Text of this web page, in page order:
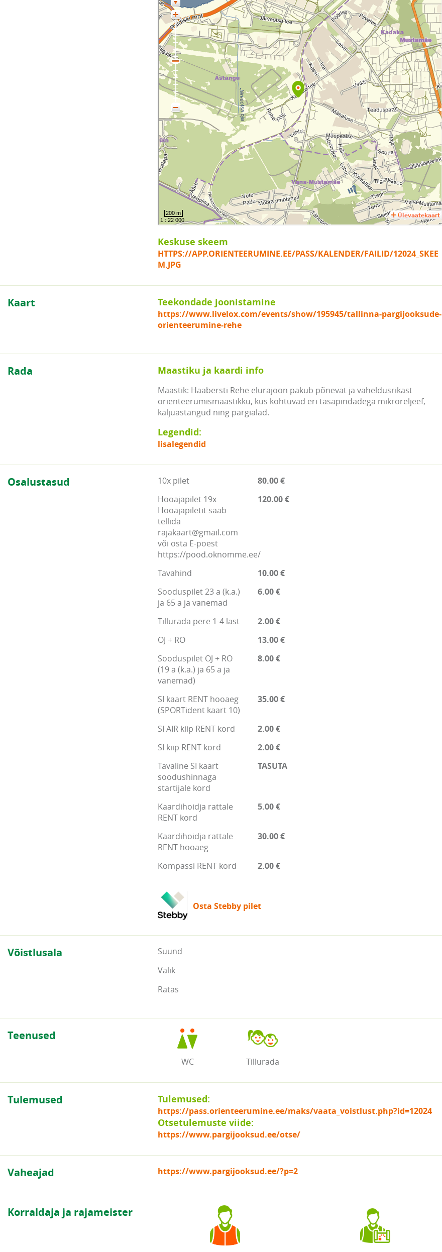
Keskuse skeem
HTTPS://APP.ORIENTEERUMINE.EE/PASS/KALENDER/FAILID/12024_SKEE
M.JPG
Kaart Teekondade joonistamine
https://www.livelox.com/events/show/195945/tallinna-pargijooksude-
orienteerumine-rehe
Rada Maastiku ja kaardi info
Maastik: Haabersti Rehe elurajoon pakub põnevat ja vaheldusrikast
orienteerumismaastikku, kus kohtuvad eri tasapindadega mikroreljeef,
kaljuastangud ning pargialad.
Legendid:
lisalegendid
Osalustasud 10x pilet
80.00 €
Hooajapilet 19x
Hooajapiletit saab
tellida
rajakaart@gmail.com
või osta E-poest
https://pood.oknomme.ee/
120.00 €
Tavahind
10.00 €
Sooduspilet 23 a (k.a.)
ja 65 a ja vanemad
6.00 €
Tillurada pere 1-4 last
2.00 €
OJ + RO
13.00 €
Sooduspilet OJ + RO
(19 a (k.a.) ja 65 a ja
vanemad)
8.00 €
SI kaart RENT hooaeg
(SPORTident kaart 10)
35.00 €
SI AIR kiip RENT kord
2.00 €
SI kiip RENT kord
2.00 €
Tavaline SI kaart
soodushinnaga
startijale kord
TASUTA
Kaardihoidja rattale
RENT kord
5.00 €
Kaardihoidja rattale
RENT hooaeg
30.00 €
Kompassi RENT kord 2.00 €
Osta Stebby pilet
Võistlusala
Suund
Valik
Ratas
Teenused
WC Tillurada
Tulemused Tulemused:
https://pass.orienteerumine.ee/maks/vaata_voistlust.php?id=12024
Otsetulemuste viide:
https://www.pargijooksud.ee/otse/
Vaheajad https://www.pargijooksud.ee/?p=2
Korraldaja ja rajameister